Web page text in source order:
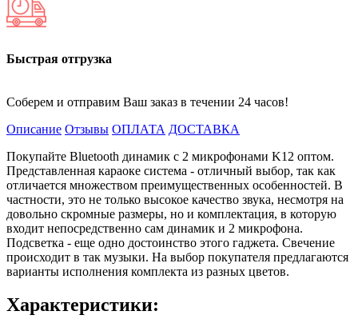
Быстрая отгрузка
Соберем и отправим Ваш заказ в течении 24 часов!
Описание Отзывы ОПЛАТА ДОСТАВКА
Покупайте Bluetooth динамик с 2 микрофонами K12 оптом.
Представленная караоке система - отличный выбор, так как
отличается множеством преимущественных особенностей. В
частности, это не только высокое качество звука, несмотря на
довольно скромные размеры, но и комплектация, в которую
входит непосредственно сам динамик и 2 микрофона.
Подсветка - еще одно достоинство этого гаджета. Свечение
происходит в так музыки. На выбор покупателя предлагаются
варианты исполнения комплекта из разных цветов.
Характеристики: